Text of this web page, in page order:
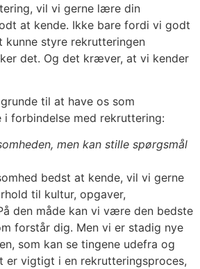
vil vi gerne lære din
at kende. Ikke bare fordi vi godt
kunne styre rekrutteringen
det. Og det kræver, at vi kender
til at have os som
i forbindelse med rekruttering:
men kan stille spørgsmål
bedst at kende, vil vi gerne
til kultur, opgaver,
den måde kan vi være den bedste
forstår dig. Men vi er stadig nye
som kan se tingene udefra og
er vigtigt i en rekrutteringsproces,